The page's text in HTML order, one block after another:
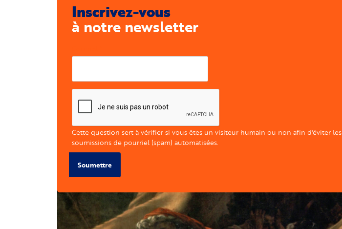
Inscrivez-vous
à notre newsletter
Cette question sert à vérifier si vous êtes un visiteur humain ou non afin d'éviter les
soumissions de pourriel (spam) automatisées.
Soumettre